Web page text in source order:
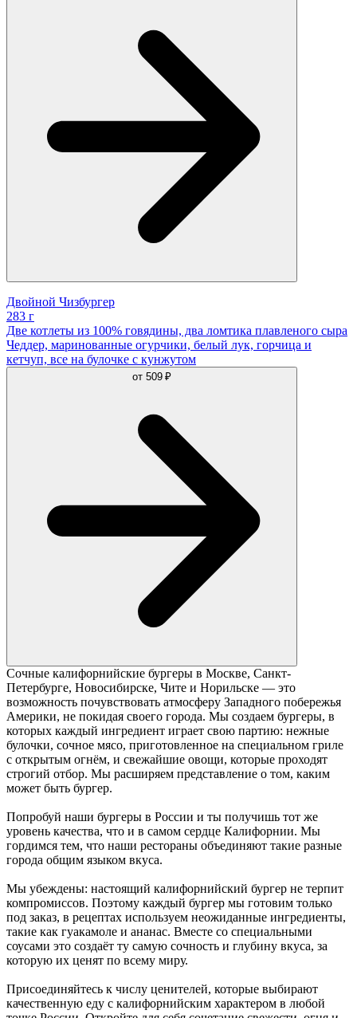
Двойной Чизбургер
283 г
Две котлеты из 100% говядины, два ломтика плавленого сыра
Чеддер, маринованные огурчики, белый лук, горчица и
кетчуп, все на булочке с кунжутом
от 509 ₽
Сочные калифорнийские бургеры в Москве, Санкт-
Петербурге, Новосибирске, Чите и Норильске — это
возможность почувствовать атмосферу Западного побережья
Америки, не покидая своего города. Мы создаем бургеры, в
которых каждый ингредиент играет свою партию: нежные
булочки, сочное мясо, приготовленное на специальном гриле
с открытым огнём, и свежайшие овощи, которые проходят
строгий отбор. Мы расширяем представление о том, каким
может быть бургер.
Попробуй наши бургеры в России и ты получишь тот же
уровень качества, что и в самом сердце Калифорнии. Мы
гордимся тем, что наши рестораны объединяют такие разные
города общим языком вкуса.
Мы убеждены: настоящий калифорнийский бургер не терпит
компромиссов. Поэтому каждый бургер мы готовим только
под заказ, в рецептах используем неожиданные ингредиенты,
такие как гуакамоле и ананас. Вместе со специальными
соусами это создаёт ту самую сочность и глубину вкуса, за
которую их ценят по всему миру.
Присоединяйтесь к числу ценителей, которые выбирают
качественную еду с калифорнийским характером в любой